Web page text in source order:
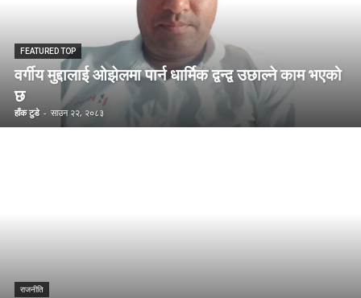
FEATURED TOP
वर्गीय मुद्दालाई ओझेलमा पार्न धार्मिक द्वन्द्व उछाल्ने काम भएको
छ
हाँक टुडे - साउन २२, २०८३
राजनीति